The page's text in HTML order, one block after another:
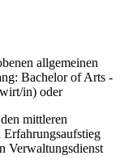
allgemeinen
Bachelor of Arts -
in) oder
mittleren
Verwaltungsdienst